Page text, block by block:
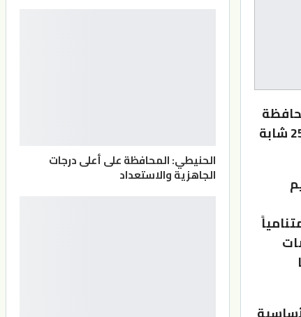
إربد، دورة تدريبية متخصصة في صناعة الألعاب الإلكترونية، بمشاركة 25 شابة
الحنيطي: المحافظة على أعلى درجات
الجاهزية والاستعداد